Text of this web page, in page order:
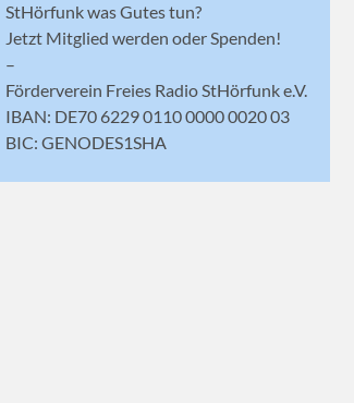
StHörfunk was Gutes tun?
Jetzt Mitglied werden oder Spenden!
–
Förderverein Freies Radio StHörfunk e.V.
IBAN: DE70 6229 0110 0000 0020 03
BIC: GENODES1SHA